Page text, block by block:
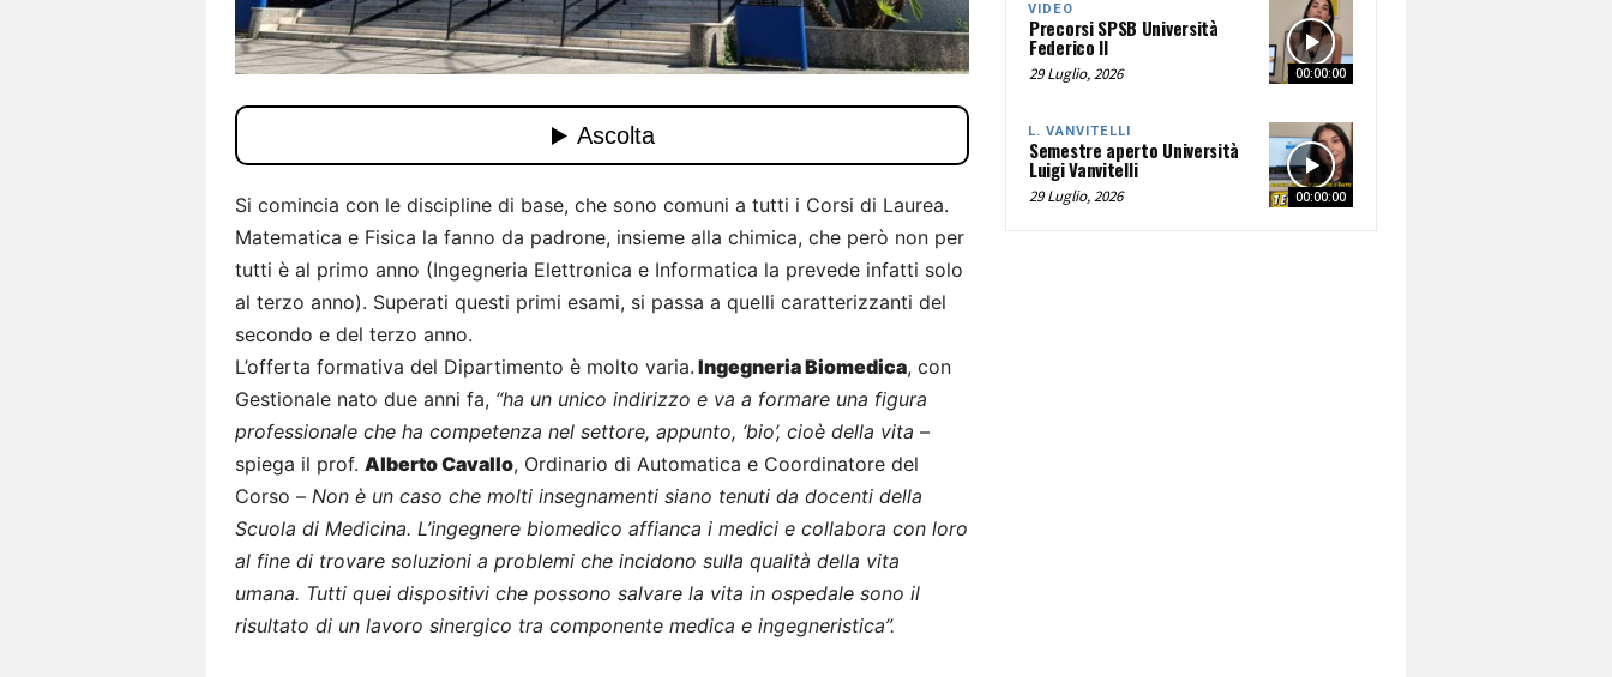
Si comincia con le discipline di base, che sono comuni a tutti i Corsi di Laurea.
Matematica e Fisica la fanno da padrone, insieme alla chimica, che però non per
tutti è al primo anno (Ingegneria Elettronica e Informatica la prevede infatti solo
al terzo anno). Superati questi primi esami, si passa a quelli caratterizzanti del
secondo e del terzo anno.
L’offerta formativa del Dipartimento è molto varia. Ingegneria Biomedica, con
Gestionale nato due anni fa, “ha un unico indirizzo e va a formare una figura
professionale che ha competenza nel settore, appunto, ‘bio’, cioè della vita –
spiega il prof. Alberto Cavallo, Ordinario di Automatica e Coordinatore del
Corso – Non è un caso che molti insegnamenti siano tenuti da docenti della
Scuola di Medicina. L’ingegnere biomedico affianca i medici e collabora con loro
al fine di trovare soluzioni a problemi che incidono sulla qualità della vita
umana. Tutti quei dispositivi che possono salvare la vita in ospedale sono il
risultato di un lavoro sinergico tra componente medica e ingegneristica”.
00:00:00
VIDEO
Precorsi SPSB Università
Federico II
29 Luglio, 2026
00:00:00
L. VANVITELLI
Semestre aperto Università
Luigi Vanvitelli
29 Luglio, 2026